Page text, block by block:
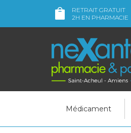
RETRAIT GRATUIT
2H EN PHARMACIE
Médicament